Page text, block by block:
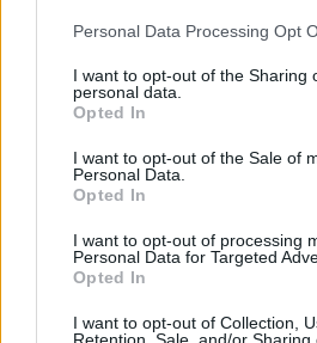
Please note that this website/app
not limited to your visit or usage
grant or deny consent to Google
use your data for below specified
consent section.
Personal Data Processing Opt
I want to opt-out of the Sharing
personal data.
Opted In
I want to opt-out of the Sale of
Personal Data.
Opted In
I want to opt-out of processing
Personal Data for Targeted
Opted In
I want to opt-out of Collection,
válogatott ellen
Cristiano Ronaldo és
sajtótájékoztatót.
Itt állíthatod be, hogy a
között legyen a